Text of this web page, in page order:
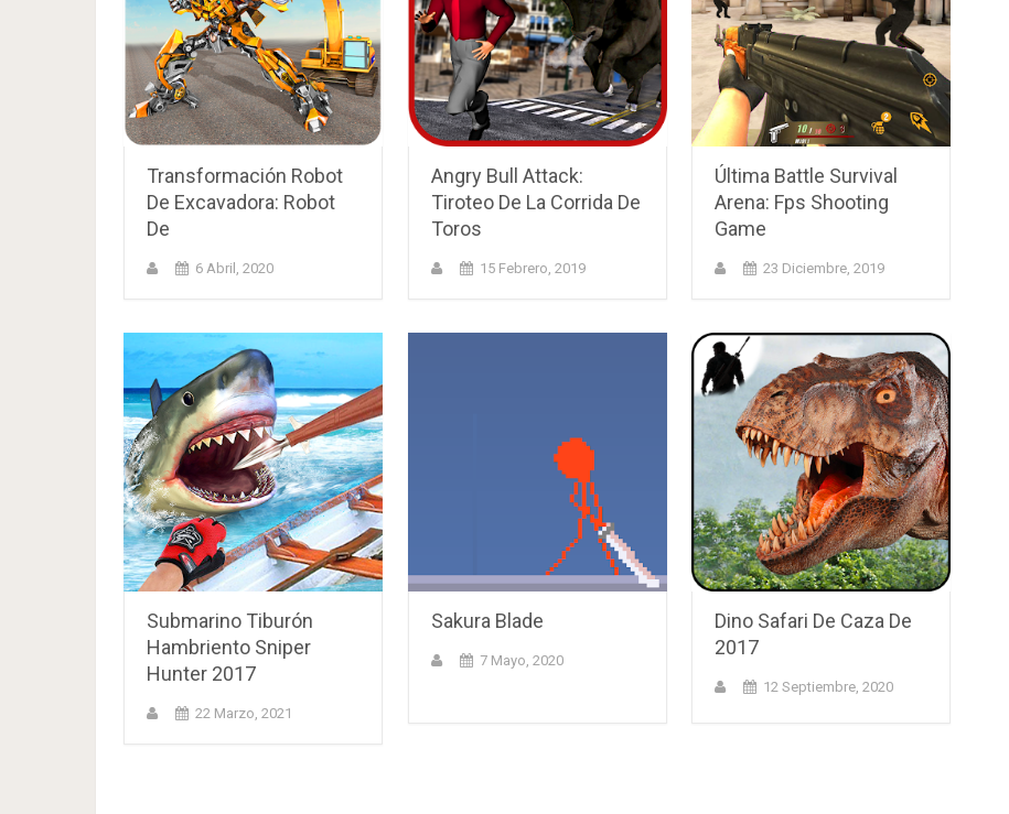
Transformación Robot
De Excavadora: Robot
De
6 Abril, 2020
Angry Bull Attack:
Tiroteo De La Corrida De
Toros
15 Febrero, 2019
Última Battle Survival
Arena: Fps Shooting
Game
23 Diciembre, 2019
Submarino Tiburón
Hambriento Sniper
Hunter 2017
22 Marzo, 2021
Sakura Blade
7 Mayo, 2020
Dino Safari De Caza De
2017
12 Septiembre, 2020